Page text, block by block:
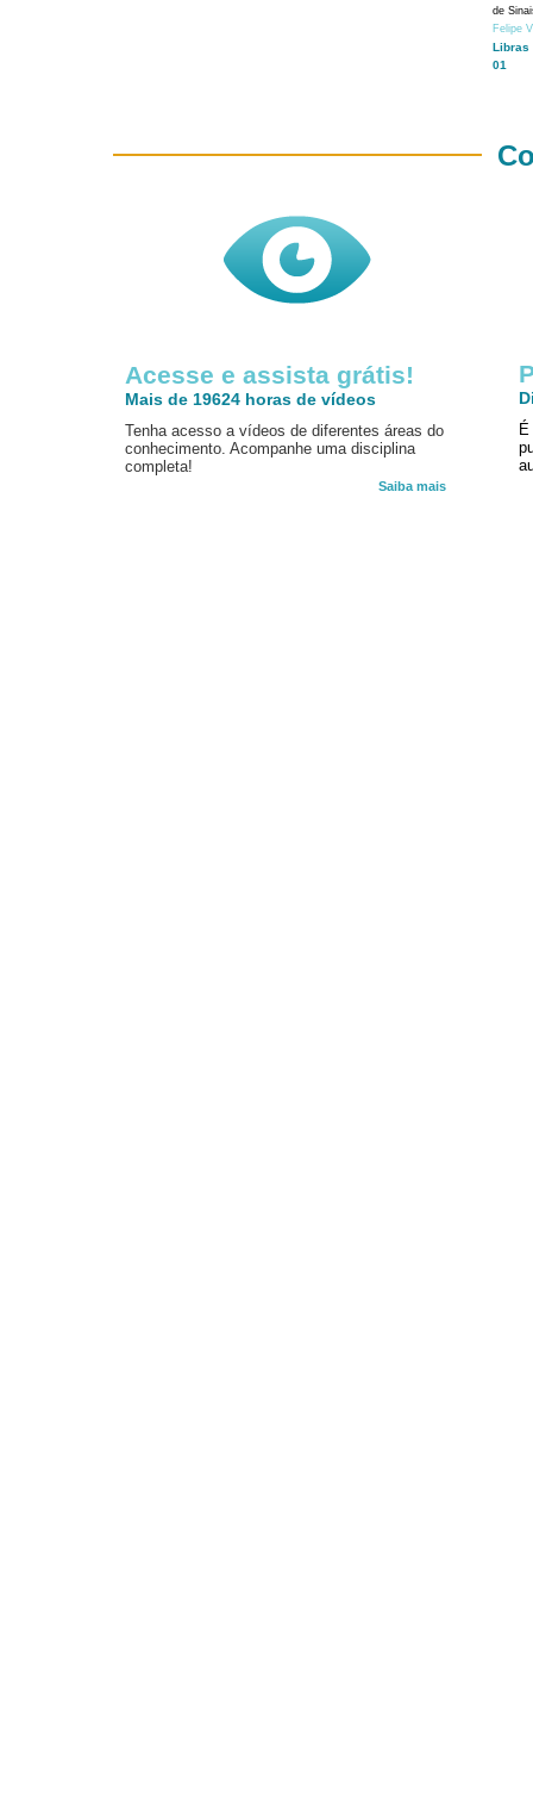
de
Felipe
Libras
01
Acesse e assista grátis!
Mais de 19624 horas de vídeos
Tenha acesso a vídeos de diferentes áreas do
conhecimento. Acompanhe uma disciplina
completa!
Saiba mais